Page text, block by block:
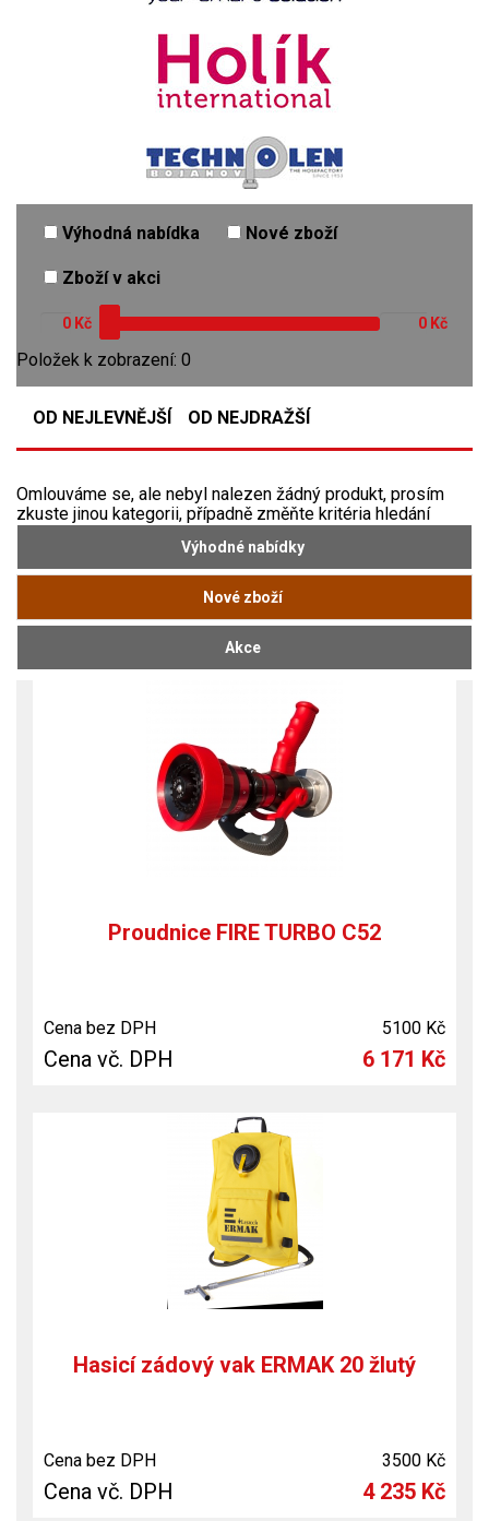
Výhodná nabídka Nové zboží
Zboží v akci
Kč Kč
Položek k zobrazení: 0
OD NEJLEVNĚJŠÍ OD NEJDRAŽŠÍ
Omlouváme se, ale nebyl nalezen žádný produkt, prosím
zkuste jinou kategorii, případně změňte kritéria hledání
Výhodné nabídky
Nové zboží
Akce
Proudnice FIRE TURBO C52
Cena bez DPH 5100 Kč
Cena vč. DPH 6 171 Kč
Hasicí zádový vak ERMAK 20 žlutý
Cena bez DPH 3500 Kč
Cena vč. DPH 4 235 Kč